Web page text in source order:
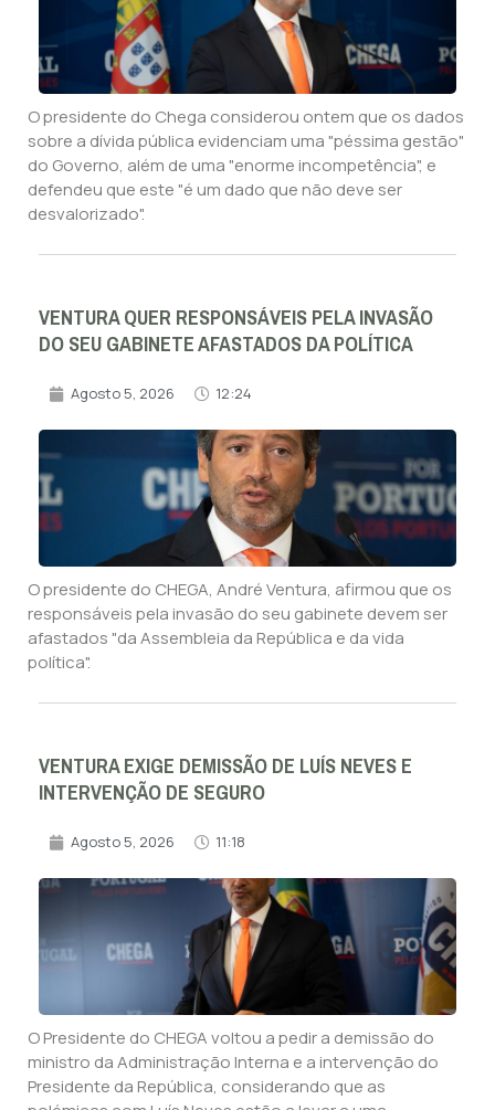
O presidente do Chega considerou ontem que os dados
sobre a dívida pública evidenciam uma "péssima gestão"
do Governo, além de uma "enorme incompetência", e
defendeu que este "é um dado que não deve ser
desvalorizado".
VENTURA QUER RESPONSÁVEIS PELA INVASÃO
DO SEU GABINETE AFASTADOS DA POLÍTICA
Agosto 5, 2026 12:24
O presidente do CHEGA, André Ventura, afirmou que os
responsáveis pela invasão do seu gabinete devem ser
afastados "da Assembleia da República e da vida
política".
VENTURA EXIGE DEMISSÃO DE LUÍS NEVES E
INTERVENÇÃO DE SEGURO
Agosto 5, 2026 11:18
O Presidente do CHEGA voltou a pedir a demissão do
ministro da Administração Interna e a intervenção do
Presidente da República, considerando que as